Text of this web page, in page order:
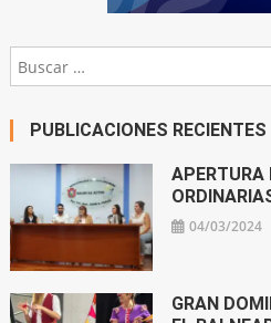
PUBLICACIONES RECIENTES
APERTURA
04/03/2024
GRAN